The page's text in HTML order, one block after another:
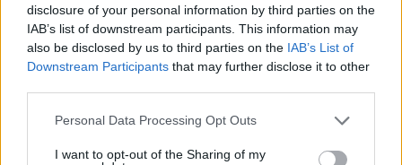
disclosure of your personal information by third parties on the
IAB’s list of downstream participants. This information may
also be disclosed by us to third parties on the IAB’s List of
Downstream Participants that may further disclose it to other
Please note that this website/app uses one or more Google
not limited to your visit or usage behaviour. You may click to
Personal Data Processing Opt Outs
I want to opt-out of the Sharing of my
Η Mia Properties είναι θυγατρική της
ολλανδικής Sturdious B.V., που συστάθηκε το
2017 και εστιάζει στα νότια προάστια, έχοντας
ποιότητας κατασκευής (σε Ελληνικό, Βούλα,
Βάρκιζα, Βάρη, Βουλιαγμένη). Παράλληλα, έχει